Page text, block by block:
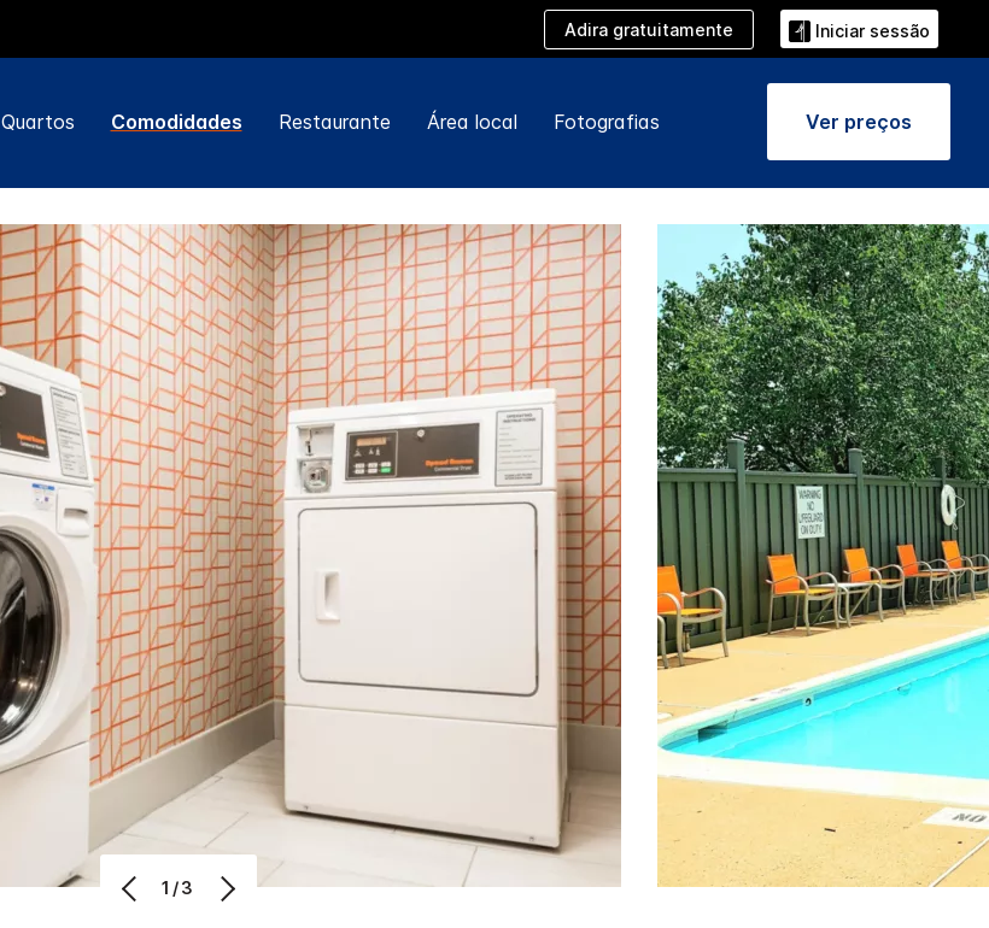
Adira gratuitamente Iniciar sessão
Quartos Comodidades Restaurante Área local Fotografias Ver preços
1/3